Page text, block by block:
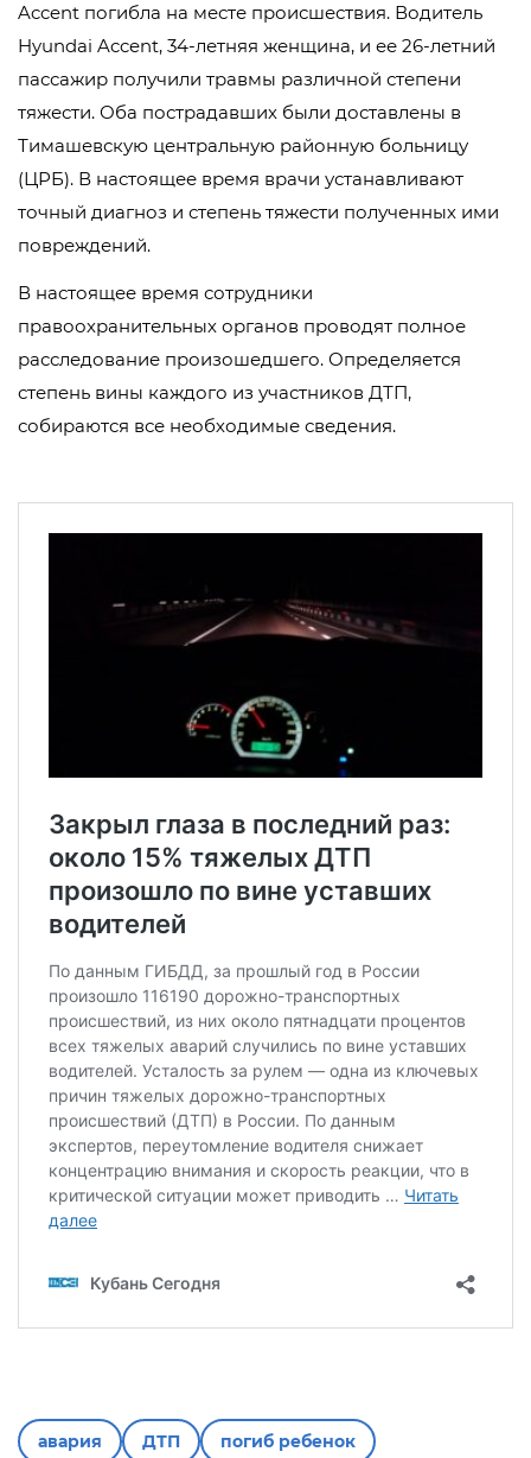
Accent погибла на месте происшествия. Водитель
Hyundai Accent, 34-летняя женщина, и ее 26-летний
пассажир получили травмы различной степени
тяжести. Оба пострадавших были доставлены в
Тимашевскую центральную районную больницу
(ЦРБ). В настоящее время врачи устанавливают
точный диагноз и степень тяжести полученных ими
повреждений.
В настоящее время сотрудники
правоохранительных органов проводят полное
расследование произошедшего. Определяется
степень вины каждого из участников ДТП,
собираются все необходимые сведения.
авария ДТП погиб ребенок